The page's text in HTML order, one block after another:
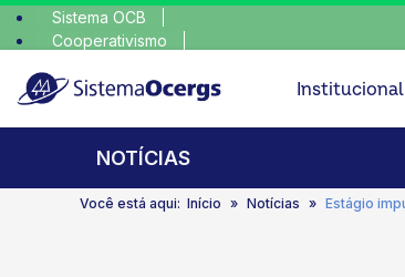
Sistema OCB
Cooperativismo
Institucional
NOTÍCIAS
Você está aqui: Início Notícias Estágio